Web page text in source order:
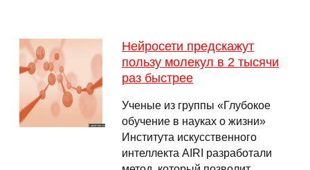
Нейросети предскажут
пользу молекул в 2 тысячи
раз быстрее
Ученые из группы «Глубокое
обучение в науках о жизни»
Института искусственного
интеллекта AIRI разработали